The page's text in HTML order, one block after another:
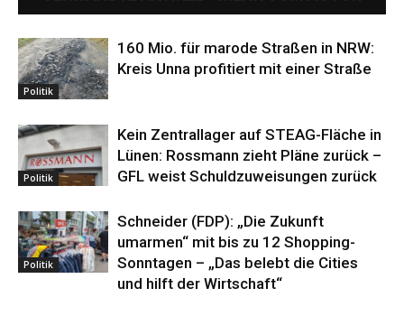
Politik
160 Mio. für marode Straßen in NRW:
Kreis Unna profitiert mit einer Straße
Politik
Kein Zentrallager auf STEAG-Fläche in
Lünen: Rossmann zieht Pläne zurück –
GFL weist Schuldzuweisungen zurück
Politik
Schneider (FDP): „Die Zukunft
umarmen“ mit bis zu 12 Shopping-
Sonntagen – „Das belebt die Cities
und hilft der Wirtschaft“